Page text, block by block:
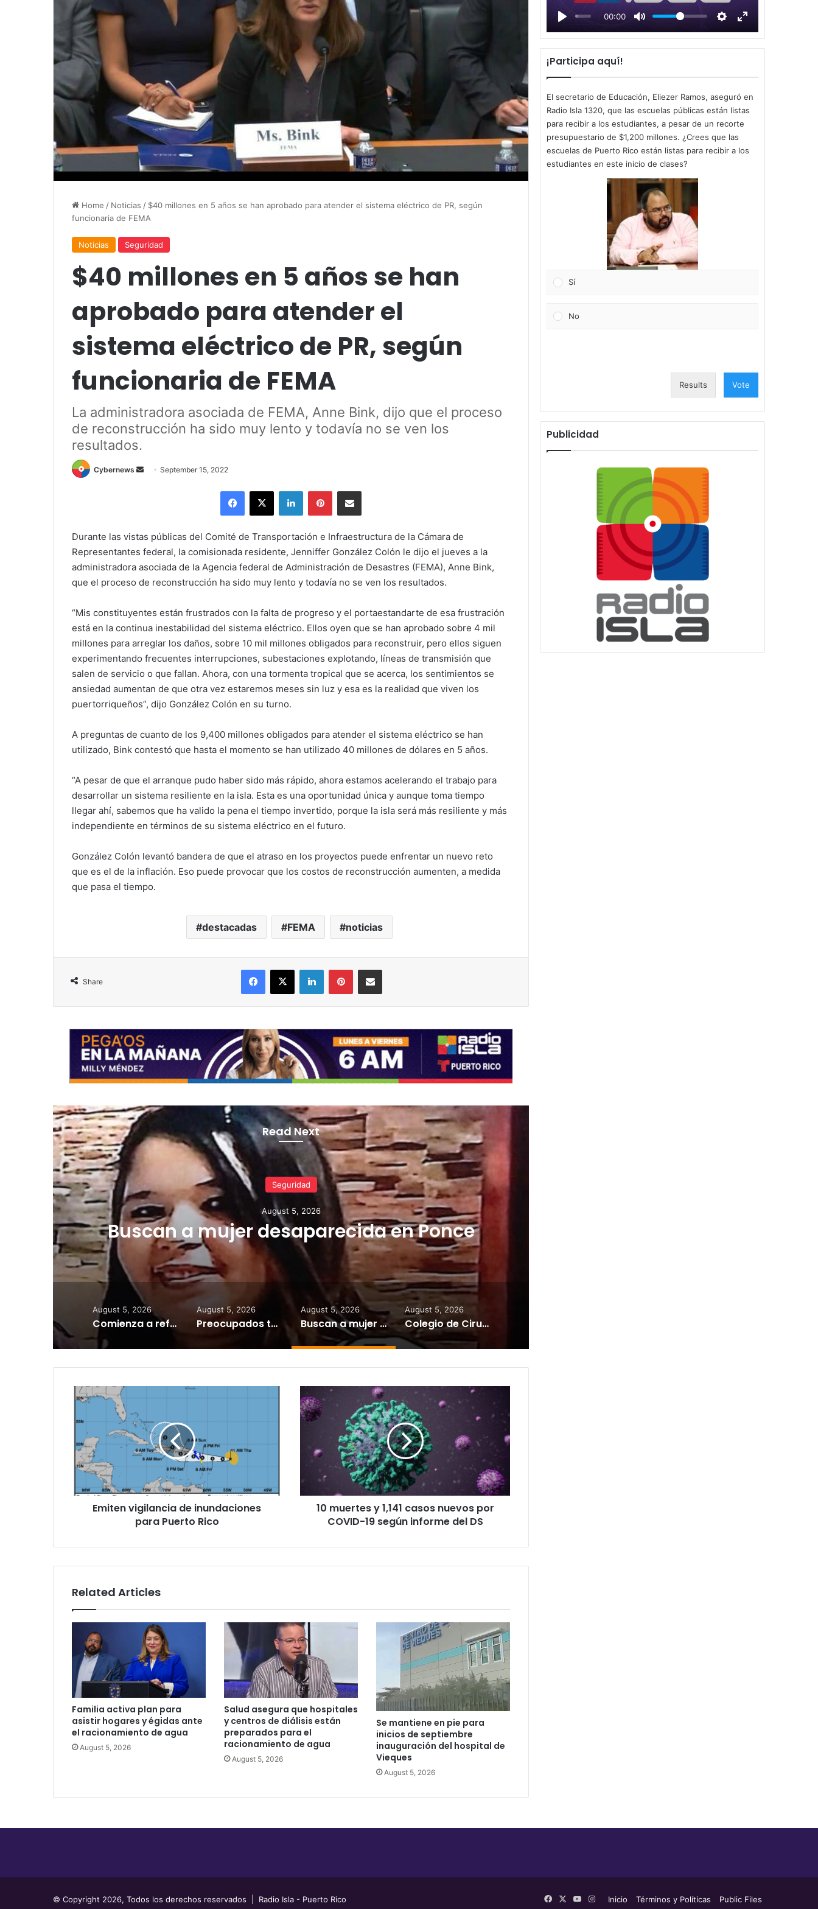
Home / Noticias / $40 millones en 5 años se han aprobado para atender el sistema eléctrico de PR, según
funcionaria de FEMA
Noticias Seguridad
$40 millones en 5 años se han
aprobado para atender el
sistema eléctrico de PR, según
funcionaria de FEMA
La administradora asociada de FEMA, Anne Bink, dijo que el proceso
de reconstrucción ha sido muy lento y todavía no se ven los
resultados.
Cybernews
Send September 15, 2022
Facebook
X LinkedInPinterestShare via Email
Durante las vistas públicas del Comité de Transportación e Infraestructura de la Cámara de
Representantes federal, la comisionada residente, Jenniffer González Colón le dijo el jueves a la
administradora asociada de la Agencia federal de Administración de Desastres (FEMA), Anne Bink,
que el proceso de reconstrucción ha sido muy lento y todavía no se ven los resultados.
“Mis constituyentes están frustrados con la falta de progreso y el portaestandarte de esa frustración
está en la continua inestabilidad del sistema eléctrico. Ellos oyen que se han aprobado sobre 4 mil
millones para arreglar los daños, sobre 10 mil millones obligados para reconstruir, pero ellos siguen
experimentando frecuentes interrupciones, subestaciones explotando, líneas de transmisión que
salen de servicio o que fallan. Ahora, con una tormenta tropical que se acerca, los sentimientos se
ansiedad aumentan de que otra vez estaremos meses sin luz y esa es la realidad que viven los
puertorriqueños”, dijo González Colón en su turno.
A preguntas de cuanto de los 9,400 millones obligados para atender el sistema eléctrico se han
utilizado, Bink contestó que hasta el momento se han utilizado 40 millones de dólares en 5 años.
“A pesar de que el arranque pudo haber sido más rápido, ahora estamos acelerando el trabajo para
desarrollar un sistema resiliente en la isla. Esta es una oportunidad única y aunque toma tiempo
llegar ahí, sabemos que ha valido la pena el tiempo invertido, porque la isla será más resiliente y más
independiente en términos de su sistema eléctrico en el futuro.
González Colón levantó bandera de que el atraso en los proyectos puede enfrentar un nuevo reto
que es el de la inflación. Eso puede provocar que los costos de reconstrucción aumenten, a medida
que pasa el tiempo.
destacadas FEMA noticias
Share
Facebook
X LinkedInPinterestShare via Email
Read Next
Noticias
August 5, 2026
Colegio de Cirujanos Dentistas amplía el
alcance del Mes de la Salud Oral con
iniciativas para niños, familias,
cuidadores y adultos mayores
August 5, 2026
Comienza a reflejarse el pago a los porteadores escolares
August 5, 2026
Preocupados terapistas de Educación Especial con el inicio de clases en medio de la sequía y la falta de pagos
August 5, 2026
Buscan a mujer desaparecida en Ponce
August 5, 2026
Colegio de Cirujanos Dentistas amplía el alcance del Mes de la Salud Oral con iniciativas para niños, familias, cuidadores y adultos mayores
Emiten
vigilancia
de
inundaciones
para
Puerto
Rico
Emiten vigilancia de inundaciones
para Puerto Rico
muertes
y
nuevos
COVID-
19
según
informe
DS
10 muertes y 1,141 casos nuevos por
COVID-19 según informe del DS
Related Articles
Familia activa plan para
asistir hogares y égidas ante
el racionamiento de agua
August 5, 2026
Salud asegura que hospitales
y centros de diálisis están
preparados para el
racionamiento de agua
August 5, 2026
Se mantiene en pie para
inicios de septiembre
inauguración del hospital de
Vieques
August 5, 2026
00:00
l
a
y
¡Participa aquí!
El secretario de Educación, Eliezer Ramos, aseguró en
Radio Isla 1320, que las escuelas públicas están listas
para recibir a los estudiantes, a pesar de un recorte
presupuestario de $1,200 millones. ¿Crees que las
escuelas de Puerto Rico están listas para recibir a los
estudiantes en este inicio de clases?
Sí
No
Results Vote
Publicidad
© Copyright 2026, Todos los derechos reservados | Radio Isla - Puerto Rico Inicio Términos y Políticas Public Files
Facebook
X YouTube
Instagram